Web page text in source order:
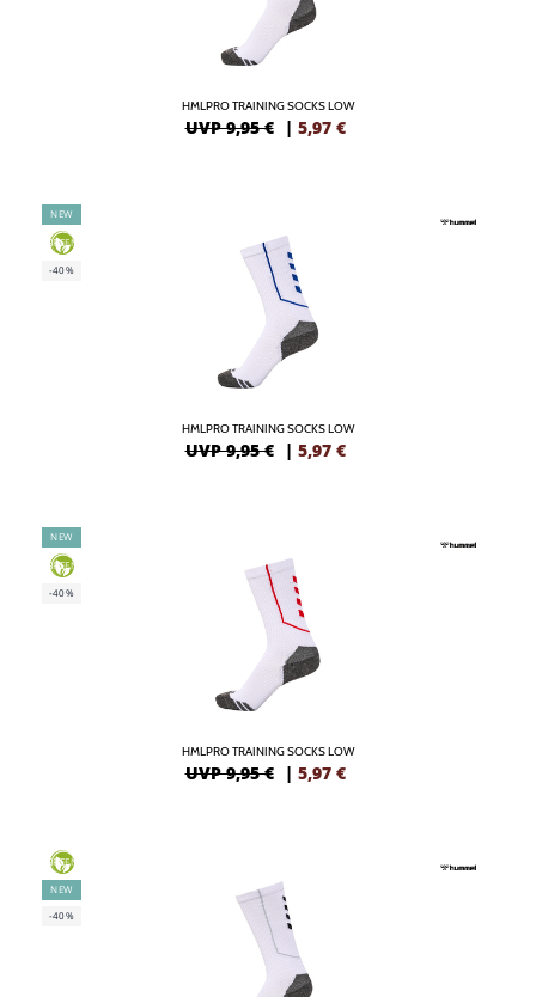
HMLPRO TRAINING SOCKS LOW
UVP 9,95 € | 5,97 €
NEW
GREEN
-40%
HMLPRO TRAINING SOCKS LOW
UVP 9,95 € | 5,97 €
NEW
GREEN
-40%
HMLPRO TRAINING SOCKS LOW
UVP 9,95 € | 5,97 €
GREEN
NEW
-40%